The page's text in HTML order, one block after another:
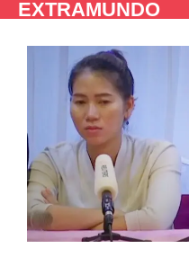
SaltarEXTRAMUNDO